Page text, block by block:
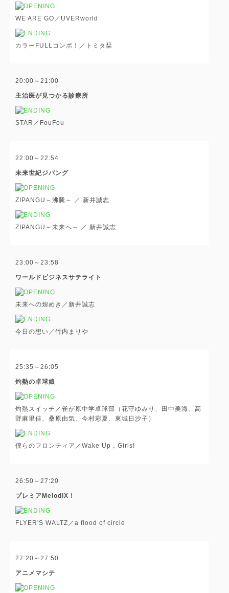
WE ARE GO／UVERworld
カラーFULLコンボ！／トミタ栞
20:00～21:00
主治医が見つかる診療所
STAR／FouFou
22:00～22:54
未来世紀ジパング
ZIPANGU～沸騰～ ／ 新井誠志
ZIPANGU～未来へ～ ／ 新井誠志
23:00～23:58
ワールドビジネスサテライト
未来への煌めき／新井誠志
今日の想い／竹内まりや
25:35～26:05
灼熱の卓球娘
灼熱スイッチ／雀が原中学卓球部（花守ゆみり、田中美海、高
野麻里佳、桑原由気、今村彩夏、東城日沙子）
僕らのフロンティア／Wake Up，Girls!
26:50～27:20
プレミアMelodiX！
FLYER'S WALTZ／a flood of circle
27:20～27:50
アニメマシテ